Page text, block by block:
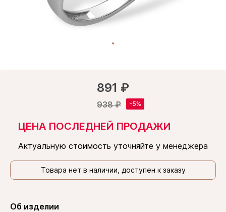
891 ₽
938 ₽
ЦЕНА ПОСЛЕДНЕЙ ПРОДАЖИ
Актуальную стоимость уточняйте у менеджера
Товара нет в наличии, доступен к заказу
Об изделии